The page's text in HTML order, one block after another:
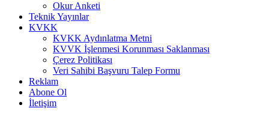
Okur Anketi
Teknik Yayınlar
KVKK
KVKK Aydınlatma Metni
KVVK İşlenmesi Korunması Saklanması
Çerez Politikası
Veri Sahibi Başvuru Talep Formu
Reklam
Abone Ol
İletişim